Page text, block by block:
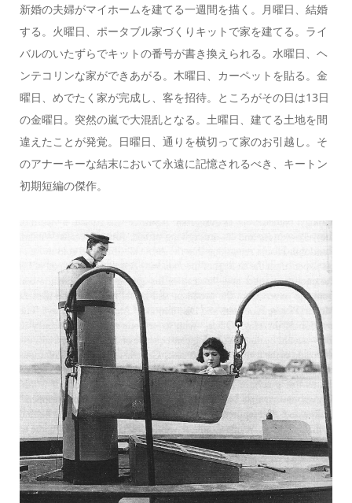
新婚の夫婦がマイホームを建てる一週間を描く。月曜日、結婚
する。火曜日、ポータブル家づくりキットで家を建てる。ライ
バルのいたずらでキットの番号が書き換えられる。水曜日、ヘ
ンテコリンな家ができあがる。木曜日、カーペットを貼る。金
曜日、めでたく家が完成し、客を招待。ところがその日は13日
の金曜日。突然の嵐で大混乱となる。土曜日、建てる土地を間
違えたことが発覚。日曜日、通りを横切って家のお引越し。そ
のアナーキーな結末において永遠に記憶されるべき、キートン
初期短編の傑作。